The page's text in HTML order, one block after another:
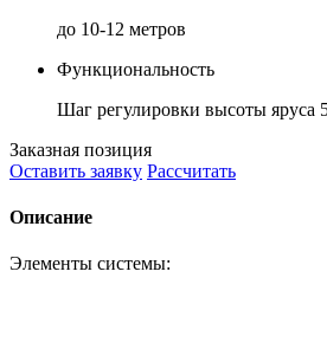
до 10-12 метров
Функциональность
Шаг регулировки высоты яруса
Заказная позиция
Оставить заявку Рассчитать
Описание
Элементы системы: